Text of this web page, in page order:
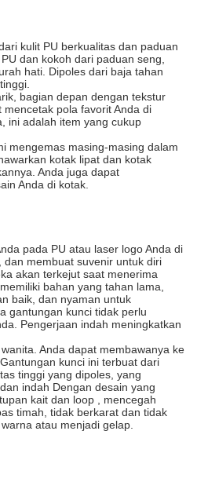
kulit PU berkualitas dan paduan
dan kokoh dari paduan seng,
hati. Dipoles dari baja tahan
bagian depan dengan tekstur
pola favorit Anda di
ini adalah item yang cukup
mengemas masing-masing dalam
kotak lipat dan kotak
Anda juga dapat
Anda di kotak.
pada PU atau laser logo Anda di
membuat suvenir untuk diri
akan terkejut saat menerima
bahan yang tahan lama,
baik, dan nyaman untuk
gantungan kunci tidak perlu
Pengerjaan indah meningkatkan
Anda dapat membawanya ke
kunci ini terbuat dari
tinggi yang dipoles, yang
indah Dengan desain yang
kait dan loop , mencegah
timah, tidak berkarat dan tidak
atau menjadi gelap.